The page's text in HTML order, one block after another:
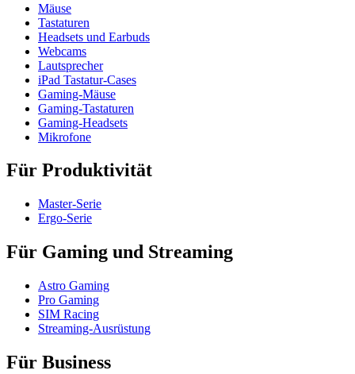
Mäuse
Tastaturen
Headsets und Earbuds
Webcams
Lautsprecher
iPad Tastatur-Cases
Gaming-Mäuse
Gaming-Tastaturen
Gaming-Headsets
Mikrofone
Für Produktivität
Master-Serie
Ergo-Serie
Für Gaming und Streaming
Astro Gaming
Pro Gaming
SIM Racing
Streaming-Ausrüstung
Für Business